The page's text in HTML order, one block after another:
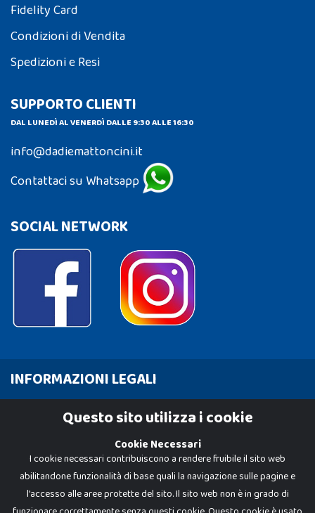
Fidelity Card
Condizioni di Vendita
Spedizioni e Resi
SUPPORTO CLIENTI
DAL LUNEDÌ AL VENERDÌ DALLE 9:30 ALLE 16:30
info@dadiemattoncini.it
Contattaci su Whatsapp
SOCIAL NETWORK
INFORMAZIONI LEGALI
Cookie PolicyQuesto sito utilizza i cookie
Cookie Necessari
I cookie necessari contribuiscono a rendere fruibile il sito web
abilitandone funzionalità di base quali la navigazione sulle pagine e
l'accesso alle aree protette del sito. Il sito web non è in grado di